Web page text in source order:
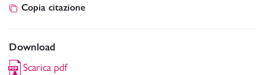
Copia citazione
Download
Scarica pdf